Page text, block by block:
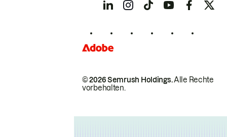
© 2026 Semrush Holdings.Alle Rechte
vorbehalten.